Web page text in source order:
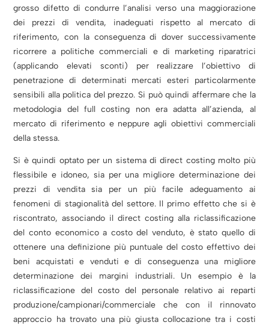
grosso difetto di condurre l’analisi verso una maggiorazione
dei prezzi di vendita, inadeguati rispetto al mercato di
riferimento, con la conseguenza di dover successivamente
ricorrere a politiche commerciali e di marketing riparatrici
(applicando elevati sconti) per realizzare l’obiettivo di
penetrazione di determinati mercati esteri particolarmente
sensibili alla politica del prezzo. Si può quindi affermare che la
metodologia del full costing non era adatta all’azienda, al
mercato di riferimento e neppure agli obiettivi commerciali
della stessa.
Si è quindi optato per un sistema di direct costing molto più
flessibile e idoneo, sia per una migliore determinazione dei
prezzi di vendita sia per un più facile adeguamento ai
fenomeni di stagionalità del settore. Il primo effetto che si è
riscontrato, associando il direct costing alla riclassificazione
del conto economico a costo del venduto, è stato quello di
ottenere una definizione più puntuale del costo effettivo dei
beni acquistati e venduti e di conseguenza una migliore
determinazione dei margini industriali. Un esempio è la
riclassificazione del costo del personale relativo ai reparti
produzione/campionari/commerciale che con il rinnovato
approccio ha trovato una più giusta collocazione tra i costi